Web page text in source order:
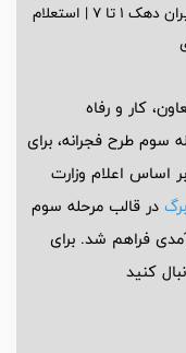
کار و رفاه
سوم طرح فجرانه، برای
اساس اعلام وزارت
در قالب مرحله سوم
فراهم شد. برای
کنید